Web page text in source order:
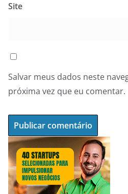
Site
Salvar meus dados neste
próxima vez que eu comentar.